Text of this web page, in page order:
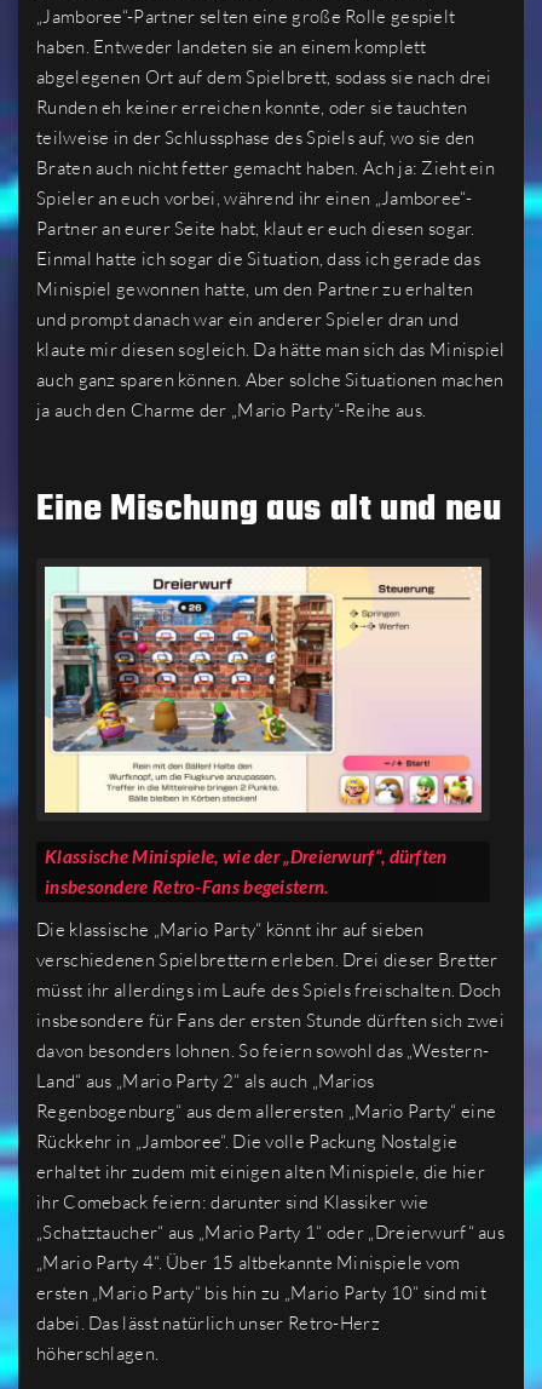
„Jamboree“-Partner selten eine große Rolle gespielt
haben. Entweder landeten sie an einem komplett
abgelegenen Ort auf dem Spielbrett, sodass sie nach drei
Runden eh keiner erreichen konnte, oder sie tauchten
teilweise in der Schlussphase des Spiels auf, wo sie den
Braten auch nicht fetter gemacht haben. Ach ja: Zieht ein
Spieler an euch vorbei, während ihr einen „Jamboree“-
Partner an eurer Seite habt, klaut er euch diesen sogar.
Einmal hatte ich sogar die Situation, dass ich gerade das
Minispiel gewonnen hatte, um den Partner zu erhalten
und prompt danach war ein anderer Spieler dran und
klaute mir diesen sogleich. Da hätte man sich das Minispiel
auch ganz sparen können. Aber solche Situationen machen
ja auch den Charme der „Mario Party“-Reihe aus.
Eine Mischung aus alt und neu
Klassische Minispiele, wie der „Dreierwurf“, dürften
insbesondere Retro-Fans begeistern.
Die klassische „Mario Party“ könnt ihr auf sieben
verschiedenen Spielbrettern erleben. Drei dieser Bretter
müsst ihr allerdings im Laufe des Spiels freischalten. Doch
insbesondere für Fans der ersten Stunde dürften sich zwei
davon besonders lohnen. So feiern sowohl das „Western-
Land“ aus „Mario Party 2“ als auch „Marios
Regenbogenburg“ aus dem allerersten „Mario Party“ eine
Rückkehr in „Jamboree“. Die volle Packung Nostalgie
erhaltet ihr zudem mit einigen alten Minispiele, die hier
ihr Comeback feiern: darunter sind Klassiker wie
„Schatztaucher“ aus „Mario Party 1“ oder „Dreierwurf“ aus
„Mario Party 4“. Über 15 altbekannte Minispiele vom
ersten „Mario Party“ bis hin zu „Mario Party 10“ sind mit
dabei. Das lässt natürlich unser Retro-Herz
höherschlagen.